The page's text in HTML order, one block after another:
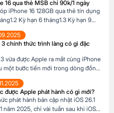
trả góp iPhone 16 […]
16 qua thẻ MSB chỉ 90k/1 ngày
iPhone 16 128GB qua thẻ tín dụng
Kỳ hạn 6 tháng1.3 Kỳ hạn 9
Đừng bỏ lỡ cơ hội sở hữu iPhone
hấp dẫn […]
chính thức trình làng có gì đặc
vừa được Apple ra mắt cùng iPhone
một bước tiến mới trong dòng đồng
chắc chắn, tính năng theo dõi sức
lượng pin ấn tượng, […]
được Apple phát hành có gì mới?
phát hành bản cập nhật iOS 26.1
năm 2025, chỉ vài tuần sau khi iOS